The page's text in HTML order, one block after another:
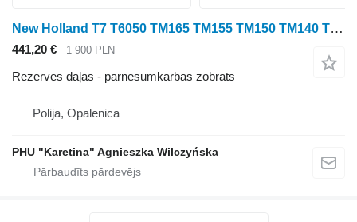
New Holland T7 T6050 TM165 TM155 TM150 TM140 TM145 TM180 Koło Zębate 37T 38T pārnesumkārbas zobrats paredzēts New Holland T7 T6050 TM165 TM155 TM150 TM140 TM145 TM180 riteņtraktora
441,20 € 1 900 PLN
Rezerves daļas - pārnesumkārbas zobrats
Polija, Opalenica
PHU "Karetina" Agnieszka Wilczyńska